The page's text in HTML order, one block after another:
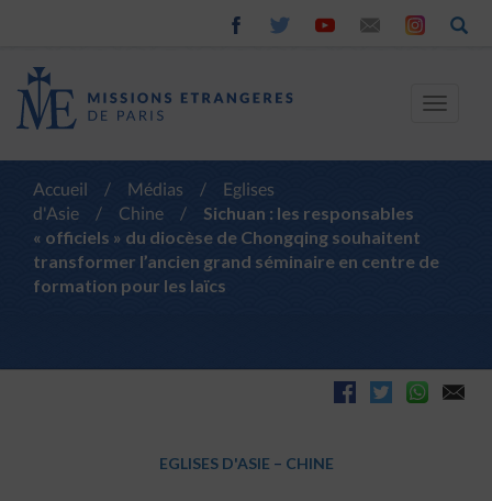
Toggle
Accueil / Médias /
Eglises
d'Asie
/ Chine /
Sichuan : les responsables
« officiels » du diocèse de Chongqing souhaitent
transformer l’ancien grand séminaire en centre de
formation pour les laïcs
EGLISES D'ASIE – CHINE